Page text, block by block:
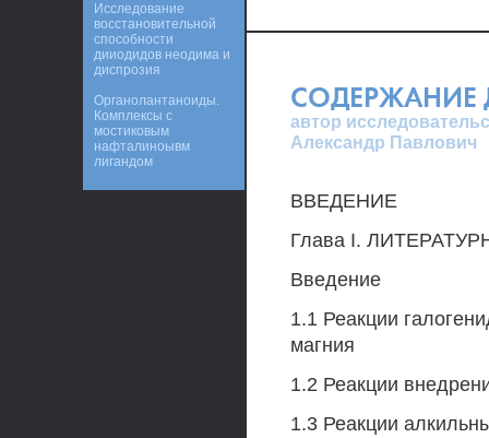
СОДЕРЖАНИЕ
автор
Александр Павлович
ВВЕДЕНИЕ
Глава I.
Введение
1.1 Реакции
магния
1.2 Реакции
1.3 Реакции
Исследование
восстановительной
способности
дииодидов неодима и
диспрозия
Органолантаноиды.
Комплексы с
мостиковым
нафталиноывм
лигандом